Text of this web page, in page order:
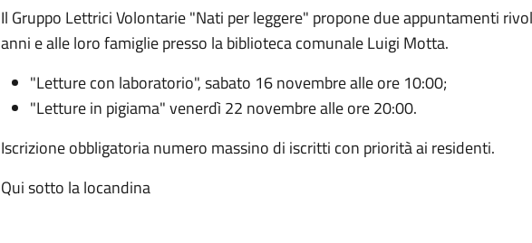
Il Gruppo Lettrici Volontarie "Nati per leggere" propone due appuntamenti
anni e alle loro famiglie presso la biblioteca comunale Luigi Motta.
"Letture con laboratorio", sabato 16 novembre alle ore 10:00;
"Letture in pigiama" venerdì 22 novembre alle ore 20:00.
Iscrizione obbligatoria numero massino di iscritti con priorità ai residenti.
Qui sotto la locandina